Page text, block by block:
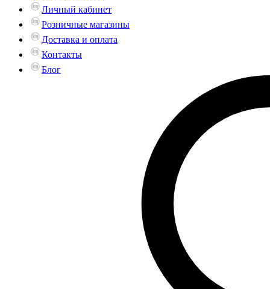
Личный кабинет
Розничные магазины
Доставка и оплата
Контакты
Блог